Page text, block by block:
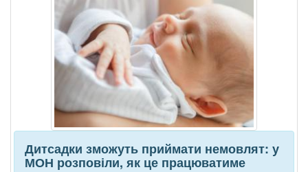
Дитсадки зможуть приймати немовлят: у
МОН розповіли, як це працюватиме